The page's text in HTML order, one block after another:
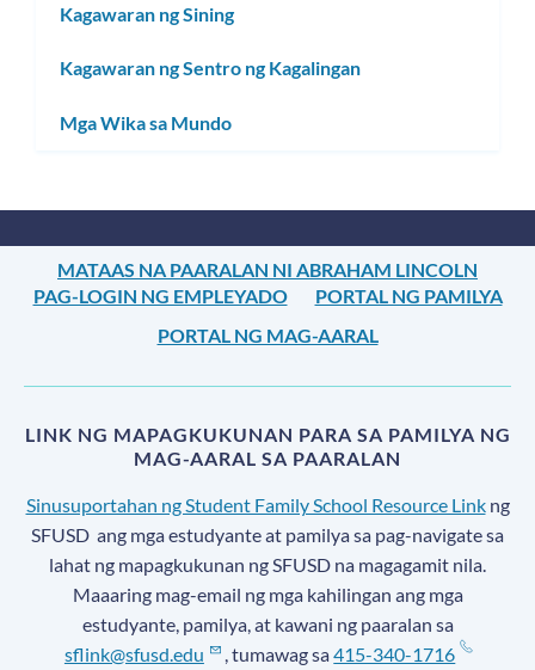
Kagawaran ng Sining
Kagawaran ng Sentro ng Kagalingan
Mga Wika sa Mundo
MATAAS NA PAARALAN NI ABRAHAM LINCOLN
PAG-LOGIN NG EMPLEYADO
PORTAL NG PAMILYA
PORTAL NG MAG-AARAL
LINK NG MAPAGKUKUNAN PARA SA PAMILYA NG
MAG-AARAL SA PAARALAN
Sinusuportahan ng Student Family School Resource Linkng
SFUSD ang mga estudyante at pamilya sa pag-navigate sa
lahat ng mapagkukunan ng SFUSD na magagamit nila.
Maaaring mag-email ng mga kahilingan ang mga
estudyante, pamilya, at kawani ng paaralan sa
sflink@sfusd.edu
, tumawag sa415-340-1716